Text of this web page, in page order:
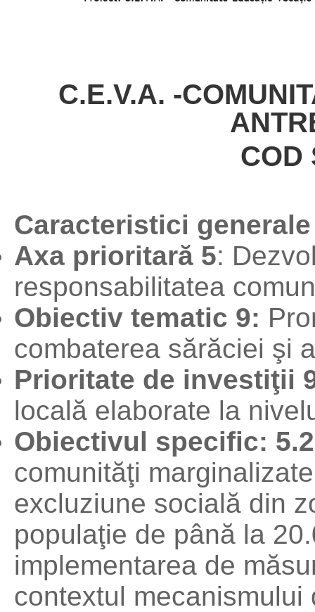
C.E.V.A. -
COD
Caracteristici
Axa prioritară 5:
responsabilitatea
Obiectiv tematic 9:
combaterea sărăciei şi
Prioritate de investiţii
locală elaborate la
Obiectivul specific:
comunităţi
excluziune socială din
populaţie de până la
implementarea de
contextul mecanismului